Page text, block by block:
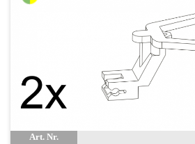
Art. Nr.